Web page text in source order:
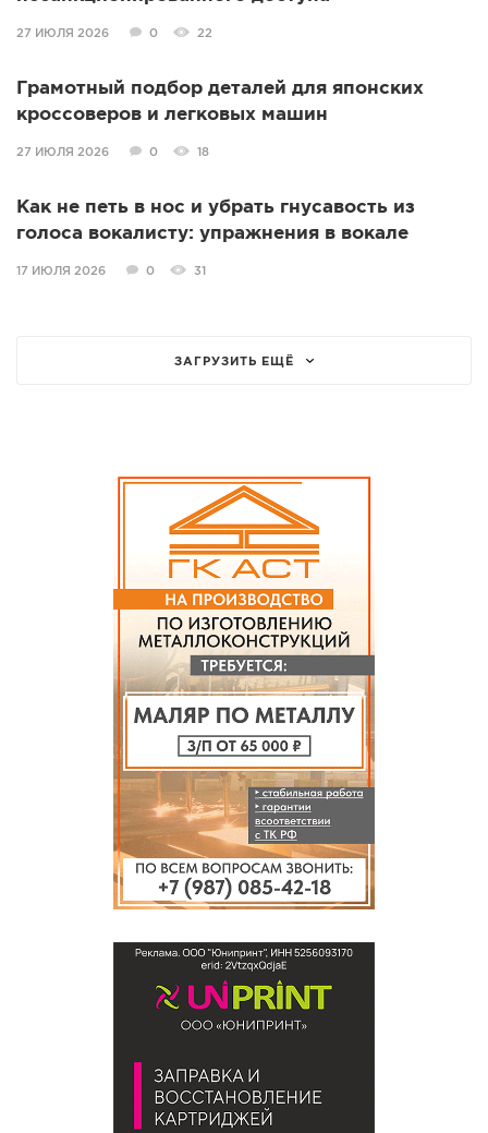
27 ИЮЛЯ 2026 0 22
Грамотный подбор деталей для японских
кроссоверов и легковых машин
27 ИЮЛЯ 2026 0 18
Как не петь в нос и убрать гнусавость из
голоса вокалисту: упражнения в вокале
17 ИЮЛЯ 2026 0 31
ЗАГРУЗИТЬ ЕЩЁ